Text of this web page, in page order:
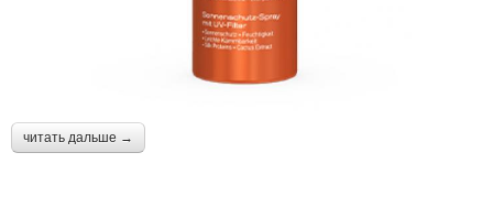
читать дальше →